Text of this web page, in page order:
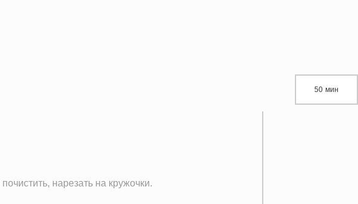
50 мин
нарезать на кружочки.